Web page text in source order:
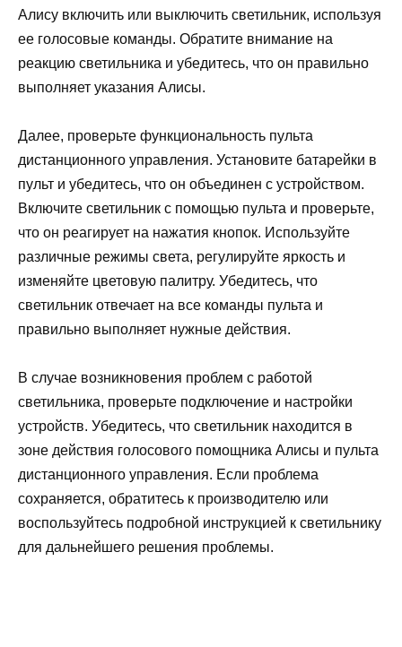
Алису включить или выключить светильник, используя
ее голосовые команды. Обратите внимание на
реакцию светильника и убедитесь, что он правильно
выполняет указания Алисы.
Далее, проверьте функциональность пульта
дистанционного управления. Установите батарейки в
пульт и убедитесь, что он объединен с устройством.
Включите светильник с помощью пульта и проверьте,
что он реагирует на нажатия кнопок. Используйте
различные режимы света, регулируйте яркость и
изменяйте цветовую палитру. Убедитесь, что
светильник отвечает на все команды пульта и
правильно выполняет нужные действия.
В случае возникновения проблем с работой
светильника, проверьте подключение и настройки
устройств. Убедитесь, что светильник находится в
зоне действия голосового помощника Алисы и пульта
дистанционного управления. Если проблема
сохраняется, обратитесь к производителю или
воспользуйтесь подробной инструкцией к светильнику
для дальнейшего решения проблемы.